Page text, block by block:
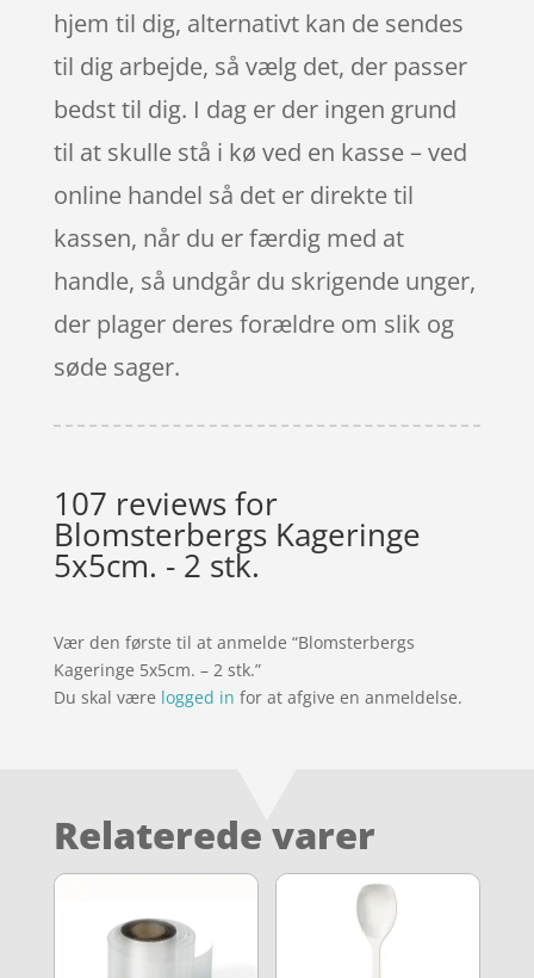
hjem til dig, alternativt kan de sendes
til dig arbejde, så vælg det, der passer
bedst til dig. I dag er der ingen grund
til at skulle stå i kø ved en kasse – ved
online handel så det er direkte til
kassen, når du er færdig med at
handle, så undgår du skrigende unger,
der plager deres forældre om slik og
søde sager.
107 reviews for
Blomsterbergs Kageringe
5x5cm. - 2 stk.
Vær den første til at anmelde “Blomsterbergs
Kageringe 5x5cm. – 2 stk.”
Du skal være logged in for at afgive en anmeldelse.
Relaterede varer